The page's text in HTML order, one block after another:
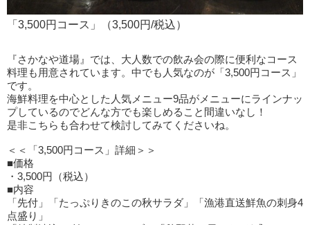
「3,500円コース」（3,500円/税込）
『さかなや道場』では、大人数での飲み会の際に便利なコース
料理も用意されています。中でも人気なのが「3,500円コース」
です。
海鮮料理を中心とした人気メニュー9品がメニューにラインナッ
プしているのでどんな方でも楽しめること間違いなし！
是非こちらも合わせて検討してみてくださいね。
＜＜「3,500円コース」詳細＞＞
■価格
・3,500円（税込）
■内容
「先付」「たっぷりきのこの秋サラダ」「漁港直送鮮魚の刺身4
点盛り」